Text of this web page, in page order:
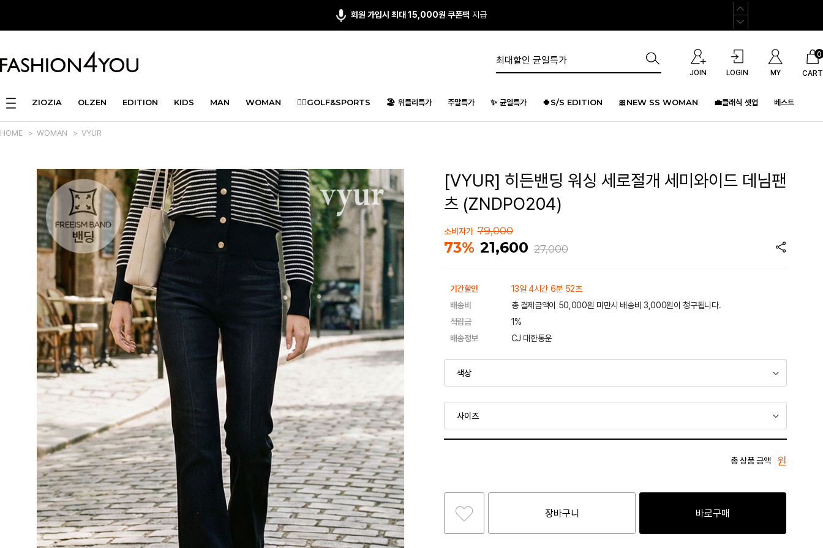
회원 가입시 최대 15,000원 쿠폰팩 지급
JOIN LOGIN MY CART
0
ZIOZIA OLZEN EDITION KIDS MAN WOMAN 🏌️‍♂️GOLF&SPORTS 🏖️ 위클리특가 주말특가 ✨ 균일특가 🍀S/S EDITION 🎀NEW SS WOMAN 💼클래식 셋업 베스트
HOME > WOMAN > VYUR
[VYUR] 히든밴딩 워싱 세로절개 세미와이드 데님팬
츠 (ZNDPO204)
소비자가 79,000
73% 21,600 27,000
기간할인
13일 4시간 6분 52초
배송비
총 결제금액이 50,000원 미만시 배송비 3,000원이 청구됩니다.
적립금
1%
배송정보
CJ 대한통운
총 상품 금액 원
장바구니 바로구매